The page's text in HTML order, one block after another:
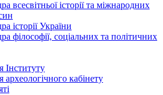
всесвітньої історії та міжнародних
історії України
філософії, соціальних та політичних
Інституту
археологічного кабінету